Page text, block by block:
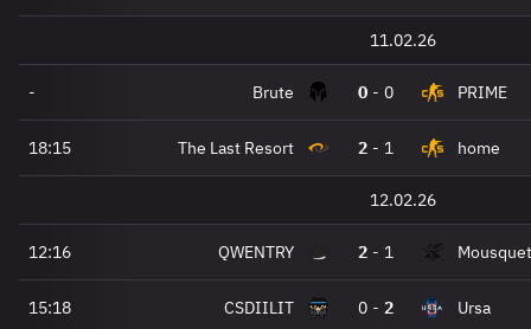
11.02.26
- Brute 0 - 0 PRIME
18:15 The Last Resort 2 - 1 home
12.02.26
12:16 QWENTRY 2 - 1
15:18 CSDIILIT 0 - 2 Ursa